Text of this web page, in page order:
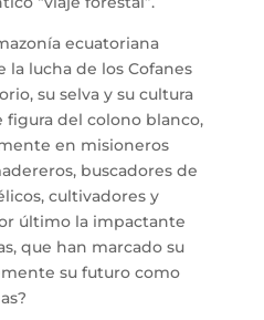
ecuatoriana
la lucha de los Cofanes
su selva y su cultura
figura del colono blanco,
en misioneros
buscadores de
cultivadores y
último la impactante
que han marcado su
su futuro como